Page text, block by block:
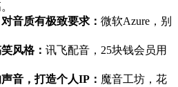
音质有极致要求： 微软Azure，别
风格： 讯飞配音，25块钱会员用
音，打造个人IP： 魔音工坊，花